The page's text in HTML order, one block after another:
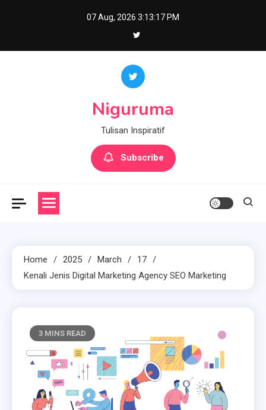
07 Aug, 2026 3:13:18 PM
Niguruma
Tulisan Inspiratif
Subscribe
Home 2025 March
17
Kenali Jenis Digital Marketing Agency SEO Marketing
3 MINS READ